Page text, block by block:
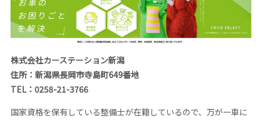
株式会社カーステーション新潟
住所：新潟県長岡市寺島町649番地
TEL：0258-21-3766
国家資格を保有している整備士が在籍しているので、万が一車に